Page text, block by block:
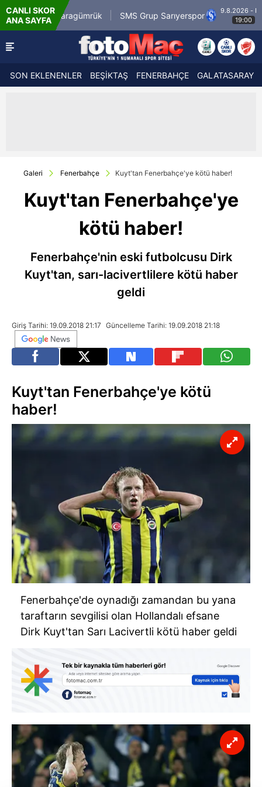
CANLI SKOR
ANA SAYFAKaragümrük SMS Grup Sarıyerspor
9.8.2026 - Paz
19:00
SON EKLENENLER BEŞİKTAŞ FENERBAHÇE GALATASARAY
Galeri Fenerbahçe Kuyt'tan Fenerbahçe'ye kötü haber!
Kuyt'tan Fenerbahçe'ye
kötü haber!
Fenerbahçe'nin eski futbolcusu Dirk
Kuyt'tan, sarı-lacivertlilere kötü haber
geldi
Giriş Tarihi: 19.09.2018 21:17 Güncelleme Tarihi: 19.09.2018 21:18
Kuyt'tan Fenerbahçe'ye kötü
haber!
Fenerbahçe'de oynadığı zamandan bu yana
taraftarın sevgilisi olan Hollandalı efsane
Dirk Kuyt'tan Sarı Lacivertli kötü haber geldi